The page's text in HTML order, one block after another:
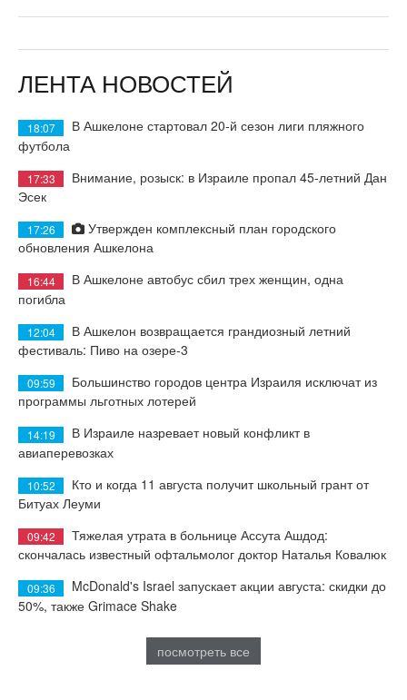
ЛЕНТА НОВОСТЕЙ
18:07
В Ашкелоне стартовал 20-й сезон лиги пляжного
футбола
17:33
Внимание, розыск: в Израиле пропал 45-летний Дан
Эсек
17:26
Утвержден комплексный план городского
обновления Ашкелона
16:44
В Ашкелоне автобус сбил трех женщин, одна
погибла
12:04
В Ашкелон возвращается грандиозный летний
фестиваль: Пиво на озере-3
09:59
Большинство городов центра Израиля исключат из
программы льготных лотерей
14:19
В Израиле назревает новый конфликт в
авиаперевозках
10:52
Кто и когда 11 августа получит школьный грант от
Битуах Леуми
09:42
Тяжелая утрата в больнице Ассута Ашдод:
скончалась известный офтальмолог доктор Наталья Ковалюк
09:36
McDonald's Israel запускает акции августа: скидки до
50%, также Grimace Shake
посмотреть все